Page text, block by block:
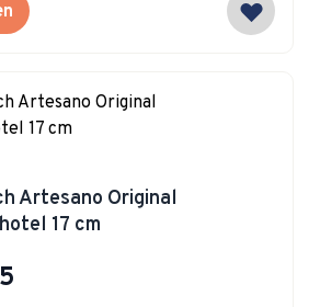
Artesano Original
17 cm